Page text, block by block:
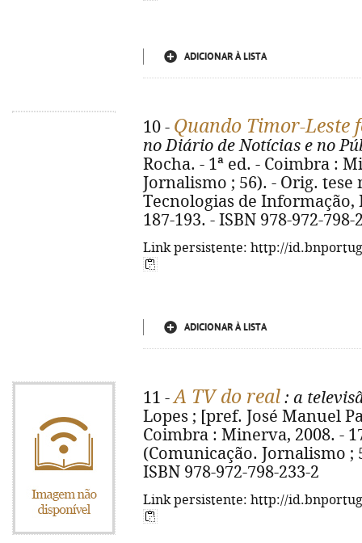
ADICIONAR À LISTA
10 - Quando Timor-Leste
no Diário de Notícias e no
Rocha. - 1ª ed. - Coimbra :
Jornalismo ; 56). - Orig.
Tecnologias de Informação,
187-193. - ISBN 978-972-798-
Link persistente: http://
ADICIONAR À LISTA
11 -A TV do real : a
Lopes ; [pref. José Manuel
Coimbra : Minerva, 2008. -
(Comunicação. Jornalismo ;
ISBN 978-972-798-233-2
Link persistente: http://